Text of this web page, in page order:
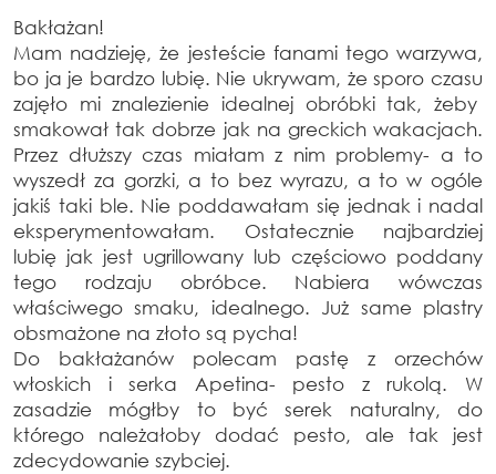
Bakłażan!
Mam nadzieję, że jesteście fanami tego warzywa,
bo ja je bardzo lubię. Nie ukrywam, że sporo czasu
zajęło mi znalezienie idealnej obróbki tak, żeby
smakował tak dobrze jak na greckich wakacjach.
Przez dłuższy czas miałam z nim problemy- a to
wyszedł za gorzki, a to bez wyrazu, a to w ogóle
jakiś taki ble. Nie poddawałam się jednak i nadal
eksperymentowałam. Ostatecznie najbardziej
lubię jak jest ugrillowany lub częściowo poddany
tego rodzaju obróbce. Nabiera wówczas
właściwego smaku, idealnego. Już same plastry
obsmażone na złoto są pycha!
Do bakłażanów polecam pastę z orzechów
włoskich i serka Apetina- pesto z rukolą. W
zasadzie mógłby to być serek naturalny, do
którego należałoby dodać pesto, ale tak jest
zdecydowanie szybciej.